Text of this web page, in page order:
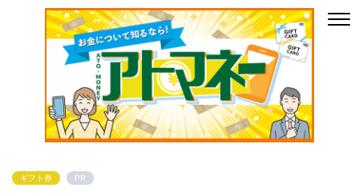
ギフト券 PR